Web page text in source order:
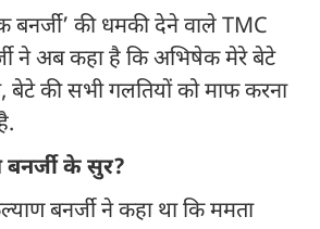
बनर्जी’ की धमकी देने वाले TMC
ने अब कहा है कि अभिषेक मेरे बेटे
बेटे की सभी गलतियों को माफ करना
के सुर?
बनर्जी ने कहा था कि ममता